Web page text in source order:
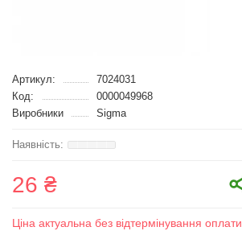
Артикул:
7024031
Код:
0000049968
Виробники
Sigma
26 ₴
Ціна актуальна без відтермінування оплати